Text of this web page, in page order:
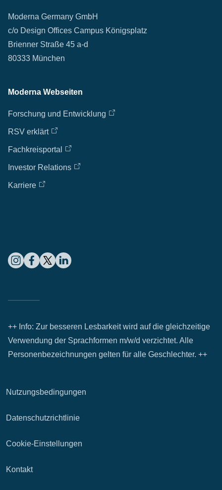
Moderna Germany GmbH
c/o Design Offices Campus Königsplatz
Brienner Straße 45 a-d
80333 München
Moderna Webseiten
Forschung und Entwicklung
RSV erklärt
Fachkreisportal
Investor Relations
Karriere
++ Info: Zur besseren Lesbarkeit wird auf die gleichzeitige
Verwendung der Sprachformen m/w/d verzichtet. Alle
Personenbezeichnungen gelten für alle Geschlechter. ++
Nutzungsbedingungen
Datenschutzrichtlinie
Cookie-Einstellungen
Kontakt